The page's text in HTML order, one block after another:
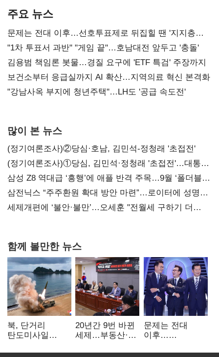
주요 뉴스
문제는 전대 이후…선호투표제로 뒤집힐 땐 '지지층
불복'
"1차 투표서 과반" "게임 끝"…호남대전 앞두고 '충돌'
김용범 책임론 봇물…경질 요구에 'ETF 특검' 주장까지
보건소부터 응급실까지 AI 확산…지역의료 혁신 본격화
"강남사옥 부지에 청년주택"…LH도 '공급 속도전'
많이 본 뉴스
(정기여론조사)②당심·호남, 김민석-정청래 '초접전'
(정기여론조사)①당심, 김민석·정청래 '초접전'…대통령
지지도 '50% 아래로'(종합)
삼성 Z8 역대급 ‘흥행’에 애플 반격 주목…9월 ‘폴더블
대전’
삼전닉스 “주주환원 확대 방안 마련”…로이터에 성명
보내
세제개편에 ‘불안·불만’…오세훈 "전월세 구하기 더
함께 볼만한 뉴스
북, 단거리
탄도미사일
"즉각 중단 촉구"
20년간 9번 바뀐
세제…부동산·
건드렸다
문제는 전대
이후…
뒤집힐 땐